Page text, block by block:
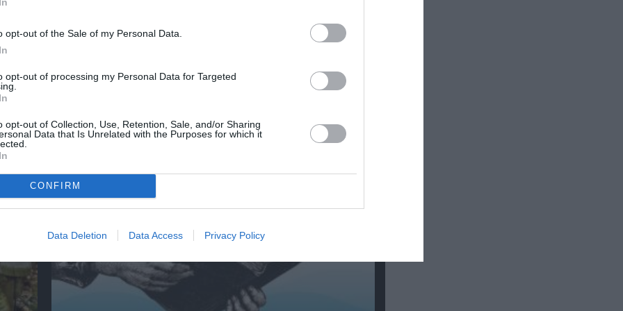
opt-out of the Sale of my Personal Data.
opt-out of processing my Personal Data for Targeted
opt-out of Collection, Use, Retention, Sale, and/or Sharing
Data that Is Unrelated with the Purposes for which it
CONFIRM
Data Deletion Data Access Privacy Policy
το Culturenow.gr